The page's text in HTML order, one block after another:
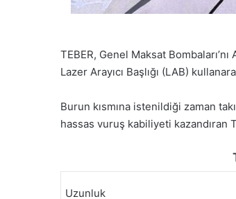
TEBER, Genel Maksat
Lazer Arayıcı Başlığı (LAB)
Burun kısmına istenildiği zaman
hassas vuruş kabiliyeti kazandıran
Uzunluk